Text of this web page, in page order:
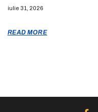
iulie 31, 2026
READ MORE